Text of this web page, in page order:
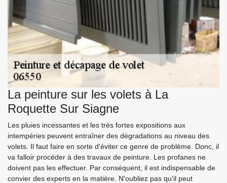
La peinture sur les volets à La
Roquette Sur Siagne
Les pluies incessantes et les très fortes expositions aux
intempéries peuvent entraîner des dégradations au niveau des
volets. Il faut faire en sorte d'éviter ce genre de problème. Donc, il
va falloir procéder à des travaux de peinture. Les profanes ne
doivent pas les effectuer. Par conséquent, il est indispensable de
convier des experts en la matière. N'oubliez pas qu'il peut